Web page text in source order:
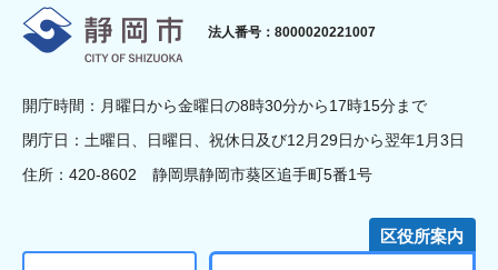
静岡市
法人番号：8000020221007
開庁時間：月曜日から金曜日の8時30分から17時15分まで
閉庁日：土曜日、日曜日、祝休日及び12月29日から翌年1月3日
住所：420-8602 静岡県静岡市葵区追手町5番1号
区役所案内